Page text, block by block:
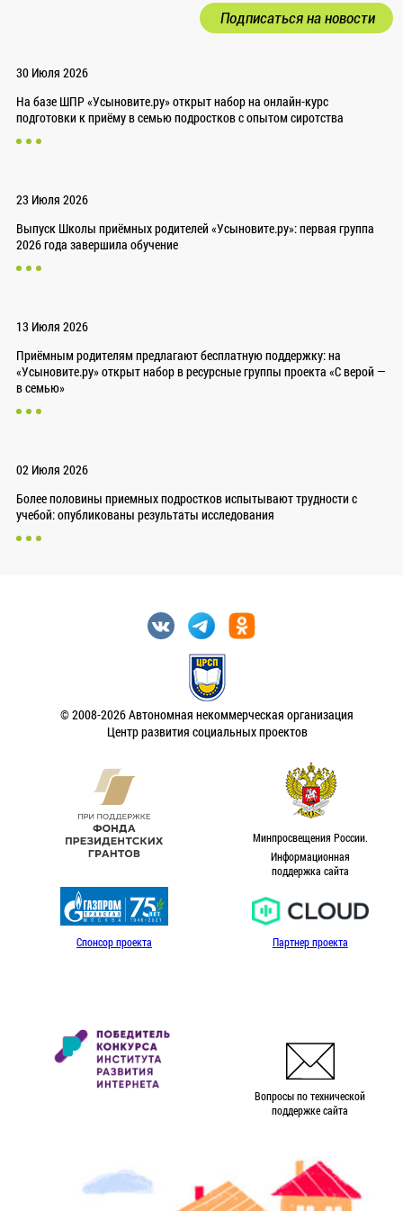
Подписаться на новости
30 Июля 2026
На базе ШПР «Усыновите.ру» открыт набор на онлайн-курс
подготовки к приёму в семью подростков с опытом сиротства
23 Июля 2026
Выпуск Школы приёмных родителей «Усыновите.ру»: первая группа
2026 года завершила обучение
13 Июля 2026
Приёмным родителям предлагают бесплатную поддержку: на
«Усыновите.ру» открыт набор в ресурсные группы проекта «С верой —
в семью»
02 Июля 2026
Более половины приемных подростков испытывают трудности с
учебой: опубликованы результаты исследования
© 2008-2026 Автономная некоммерческая организация
Центр развития социальных проектов
Минпросвещения России.
Информационная
поддержка сайта
Спонсор проекта Партнер проекта
Вопросы по технической
поддержке сайта